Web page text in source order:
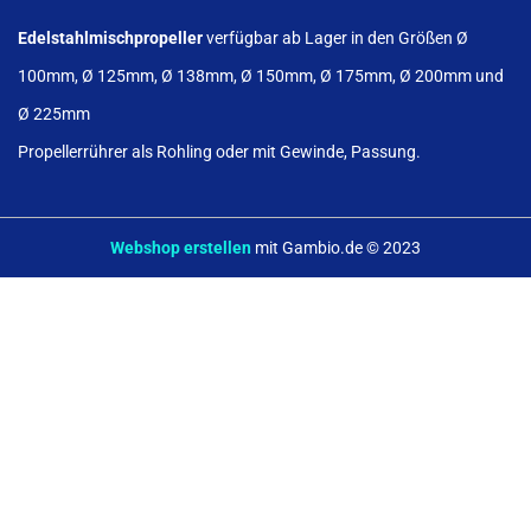
Edelstahlmischpropellerverfügbar ab Lager in den Größen Ø
100mm, Ø 125mm, Ø 138mm, Ø 150mm, Ø 175mm, Ø 200mm und
Ø 225mm
Propellerrührer als Rohling oder mit Gewinde, Passung.
Webshop erstellen mit Gambio.de © 2023